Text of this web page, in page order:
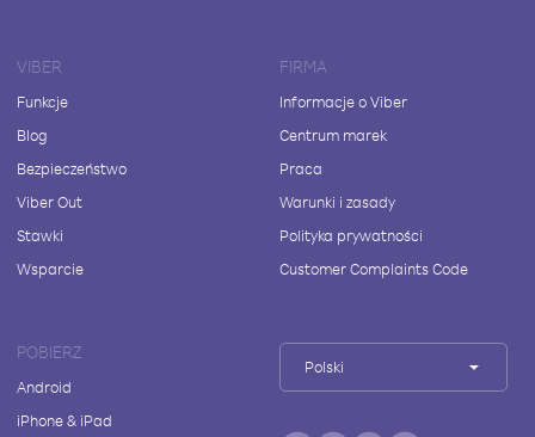
VIBER
Funkcje
Blog
Bezpieczeństwo
Viber Out
Stawki
Wsparcie
FIRMA
Informacje o Viber
Centrum marek
Praca
Warunki i zasady
Polityka prywatności
Customer Complaints Code
POBIERZ
Android
iPhone & iPad
Polski